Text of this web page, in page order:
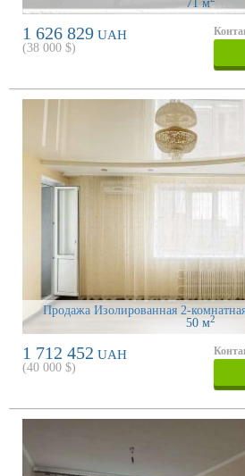
71 м
1 626 829 UAH
(38 000 $)
Продажа Изолированная 2-
50 м2
1 712 452 UAH
(40 000 $)